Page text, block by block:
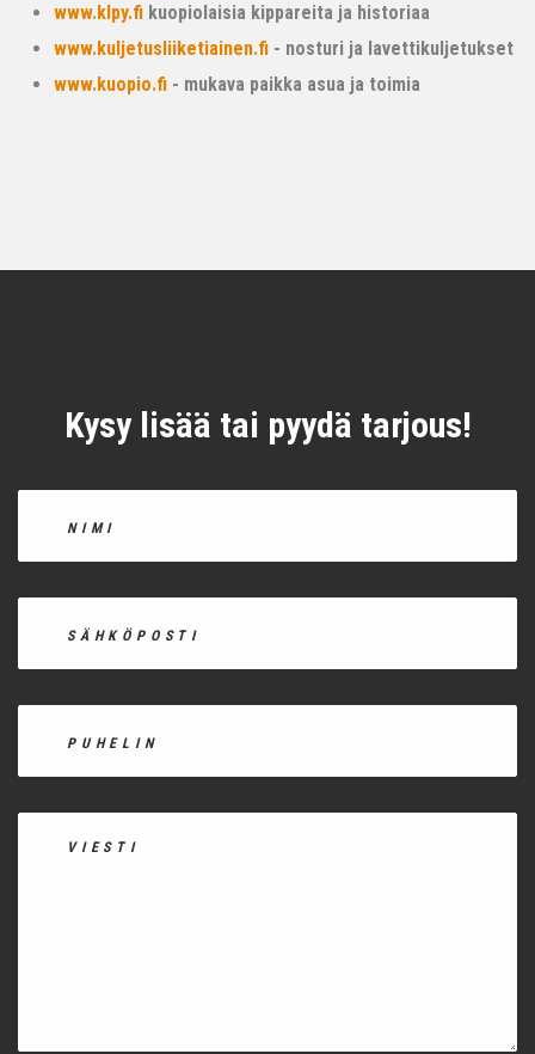
www.klpy.fi kuopiolaisia kippareita ja historiaa
www.kuljetusliiketiainen.fi - nosturi ja lavettikuljetukset
www.kuopio.fi - mukava paikka asua ja toimia
Kysy lisää tai pyydä tarjous!